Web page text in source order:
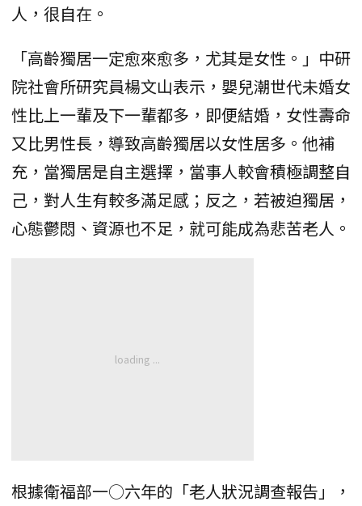
人，很自在。
「高齡獨居一定愈來愈多，尤其是女性。」中研
院社會所研究員楊文山表示，嬰兒潮世代未婚女
性比上一輩及下一輩都多，即便結婚，女性壽命
又比男性長，導致高齡獨居以女性居多。他補
充，當獨居是自主選擇，當事人較會積極調整自
己，對人生有較多滿足感；反之，若被迫獨居，
心態鬱悶、資源也不足，就可能成為悲苦老人。
根據衛福部一○六年的「老人狀況調查報告」，